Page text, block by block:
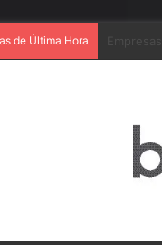
de Última Hora